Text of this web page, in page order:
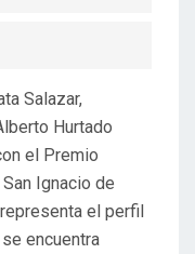
Salazar,
Hurtado
el Premio
Ignacio de
el perfil
encuentra